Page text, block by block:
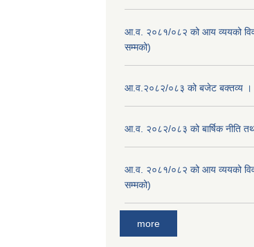
आ.व. २०८१/०८२ को आय व्ययको
सम्मको)
आ.व.२०८२/०८३ को बजेट बक्तव्य ।
आ.व. २०८२/०८३ को बार्षिक नीति
आ.व. २०८१/०८२ को आय व्ययको
सम्मको)
more